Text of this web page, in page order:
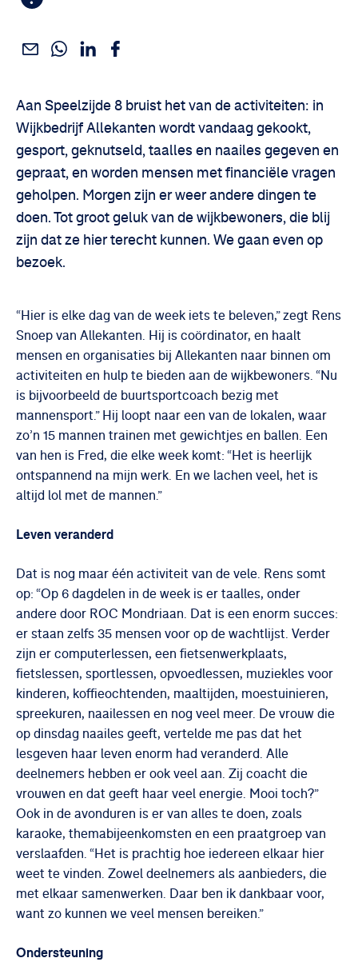
Deel het artikel:
Deel dit via e-mail
Deel dit via WhatsApp
Deel dit via Linkedin
Deel dit via Facebook
Aan Speelzijde 8 bruist het van de activiteiten: in
Wijkbedrijf Allekanten wordt vandaag gekookt,
gesport, geknutseld, taalles en naailes gegeven en
gepraat, en worden mensen met financiële vragen
geholpen. Morgen zijn er weer andere dingen te
doen. Tot groot geluk van de wijkbewoners, die blij
zijn dat ze hier terecht kunnen. We gaan even op
bezoek.
“Hier is elke dag van de week iets te beleven,” zegt Rens
Snoep van Allekanten. Hij is coördinator, en haalt
mensen en organisaties bij Allekanten naar binnen om
activiteiten en hulp te bieden aan de wijkbewoners. “Nu
is bijvoorbeeld de buurtsportcoach bezig met
mannensport.” Hij loopt naar een van de lokalen, waar
zo’n 15 mannen trainen met gewichtjes en ballen. Een
van hen is Fred, die elke week komt: “Het is heerlijk
ontspannend na mijn werk. En we lachen veel, het is
altijd lol met de mannen.”
Leven veranderd
Dat is nog maar één activiteit van de vele. Rens somt
op: “Op 6 dagdelen in de week is er taalles, onder
andere door ROC Mondriaan. Dat is een enorm succes:
er staan zelfs 35 mensen voor op de wachtlijst. Verder
zijn er computerlessen, een fietsenwerkplaats,
fietslessen, sportlessen, opvoedlessen, muziekles voor
kinderen, koffieochtenden, maaltijden, moestuinieren,
spreekuren, naailessen en nog veel meer. De vrouw die
op dinsdag naailes geeft, vertelde me pas dat het
lesgeven haar leven enorm had veranderd. Alle
deelnemers hebben er ook veel aan. Zij coacht die
vrouwen en dat geeft haar veel energie. Mooi toch?”
Ook in de avonduren is er van alles te doen, zoals
karaoke, themabijeenkomsten en een praatgroep van
verslaafden. “Het is prachtig hoe iedereen elkaar hier
weet te vinden. Zowel deelnemers als aanbieders, die
met elkaar samenwerken. Daar ben ik dankbaar voor,
want zo kunnen we veel mensen bereiken.”
Ondersteuning